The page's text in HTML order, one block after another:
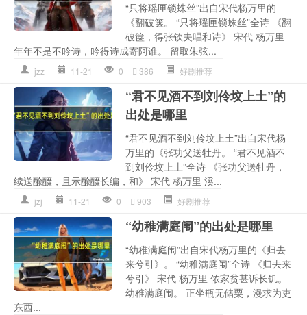
“只将瑶匣锁蛛丝”出自宋代杨万里的
《翻破箧。 “只将瑶匣锁蛛丝”全诗 《翻
破箧，得张钦夫唱和诗》 宋代 杨万里
年年不是不吟诗，吟得诗成寄阿谁。 留取朱弦...
jzz 11-21 0 386 好剧推荐
“君不见酒不到刘伶坟上土”的
出处是哪里
“君不见酒不到刘伶坟上土”出自宋代杨
万里的《张功父送牡丹。 “君不见酒不
到刘伶坟上土”全诗 《张功父送牡丹，
续送酴醾，且示酴醾长编，和》 宋代 杨万里 溪...
jzj 11-21 0 903 好剧推荐
“幼稚满庭闱”的出处是哪里
“幼稚满庭闱”出自宋代杨万里的《归去
来兮引》。 “幼稚满庭闱”全诗 《归去来
兮引》 宋代 杨万里 侬家贫甚诉长饥。
幼稚满庭闱。 正坐瓶无储粟，漫求为吏
东西...